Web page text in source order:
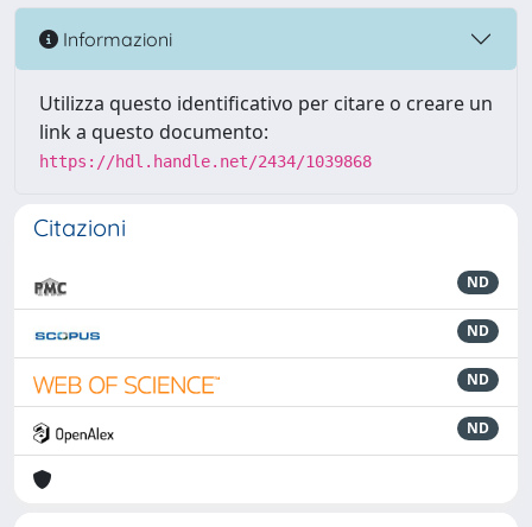
Informazioni
Utilizza questo identificativo per citare o creare un
link a questo documento:
https://hdl.handle.net/2434/1039868
Citazioni
ND
ND
ND
ND